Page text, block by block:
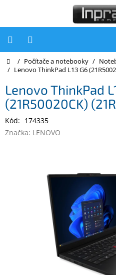
Počítače
Inpraise
Notebooky
Tiskárny
Domů
/ Počítače a notebooky /
/ Lenovo ThinkPad L13 G6
Lenovo ThinkPad
(21R50020CK)
Kód: 174335
Značka: LENOVO